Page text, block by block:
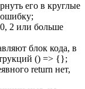
его в круглые
2 или больше
блок кода, в
() => {};
return нет,